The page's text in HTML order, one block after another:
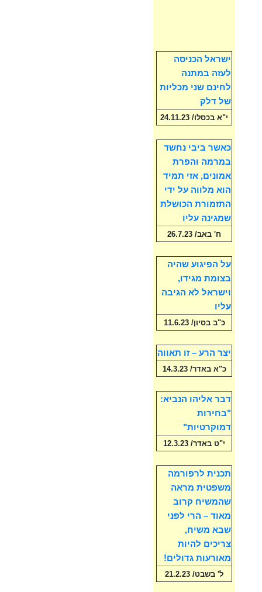
ישראל הכניסה
לעזה במתנה
לחינם שני מכליות
של דלק
י"א בכסלו/ 24.11.23
כאשר ביבי נחשד
במרמה והפרת
אמונים, אזי תמיד
הוא מלווה על ידי
התזמורת הכושלת
שמגינה עליו
ח' באב/ 26.7.23
על הפיגוע שהיה
בצומת מגידו,
וישראל לא הגיבה
עליו
כ"ב בסיון/ 11.6.23
יצר הרע – זו תאווה
כ"א באדר/ 14.3.23
דבר אליהו הנביא:
"בחירות
דמוקרטיות"
י"ט באדר/ 12.3.23
תכנית לרפורמה
משפטית מראה
שהמשיח קרוב
מאוד – הרי לפני
שבא משיח,
צריכים להיות
מאורעות גדולים!
ל' בשבט/ 21.2.23